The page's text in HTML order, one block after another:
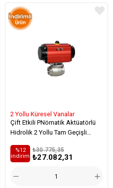
2 Yollu Küresel Vanalar
Çift Etkili PNömatik Aktüatörlü
Hidrolik 2 Yollu Tam Geçişli
₺27.082,31
₺30.775,35
%12
i̇ndirim